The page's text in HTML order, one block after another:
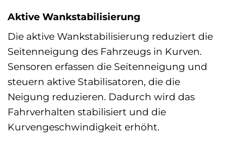
Aktive Wankstabilisierung
Die aktive Wankstabilisierung reduziert die
Seitenneigung des Fahrzeugs in Kurven.
Sensoren erfassen die Seitenneigung und
steuern aktive Stabilisatoren, die die
Neigung reduzieren. Dadurch wird das
Fahrverhalten stabilisiert und die
Kurvengeschwindigkeit erhöht.